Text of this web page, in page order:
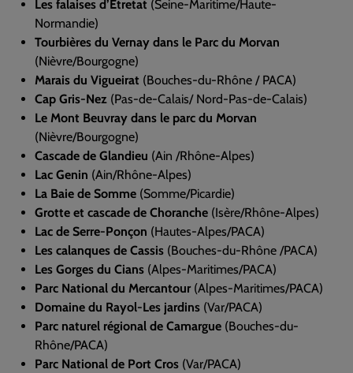
Les falaises d’Etretat (Seine-Maritime/Haute-
Normandie)
Tourbières du Vernay dans le Parc du Morvan
(Nièvre/Bourgogne)
Marais du Vigueirat (Bouches-du-Rhône / PACA)
Cap Gris-Nez (Pas-de-Calais/ Nord-Pas-de-Calais)
Le Mont Beuvray dans le parc du Morvan
(Nièvre/Bourgogne)
Cascade de Glandieu (Ain /Rhône-Alpes)
Lac Genin (Ain/Rhône-Alpes)
La Baie de Somme (Somme/Picardie)
Grotte et cascade de Choranche (Isère/Rhône-Alpes)
Lac de Serre-Ponçon (Hautes-Alpes/PACA)
Les calanques de Cassis (Bouches-du-Rhône /PACA)
Les Gorges du Cians (Alpes-Maritimes/PACA)
Parc National du Mercantour(Alpes-Maritimes/PACA)
Domaine du Rayol-Les jardins (Var/PACA)
Parc naturel régional de Camargue (Bouches-du-
Rhône/PACA)
Parc National de Port Cros (Var/PACA)